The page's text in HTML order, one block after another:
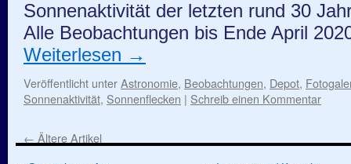
Sonnenaktivität der letzten rund 30
Alle Beobachtungen bis Ende April
Weiterlesen →
Veröffentlicht unterAstronomie, Beobachtungen, Depot,
Sonnenaktivität, Sonnenflecken | Schreib einen Kommentar
← Ältere Artikel